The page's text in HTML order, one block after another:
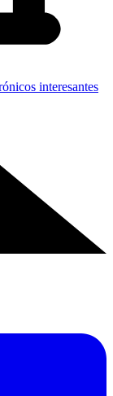
interesantes